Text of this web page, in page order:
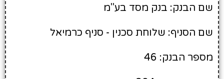
שם הבנק: בנק מסד בע"מ
שם הסניף: שלוחת סכנין - סניף כרמיאל
מספר הבנק: 46